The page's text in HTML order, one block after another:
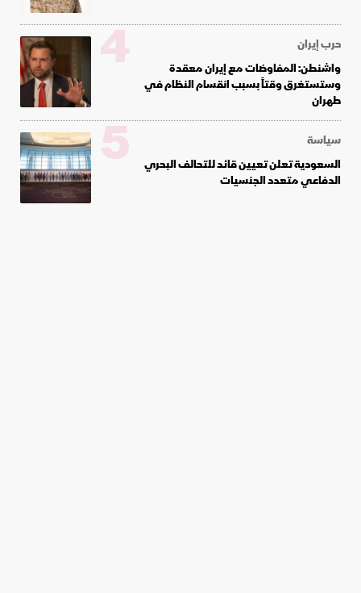
حرب إيران
واشنطن: المفاوضات مع إيران معقدة
وستستغرق وقتاً بسبب انقسام النظام في
طهران
4
سياسة
السعودية تعلن تعيين قائد للتحالف البحري
الدفاعي متعدد الجنسيات
5